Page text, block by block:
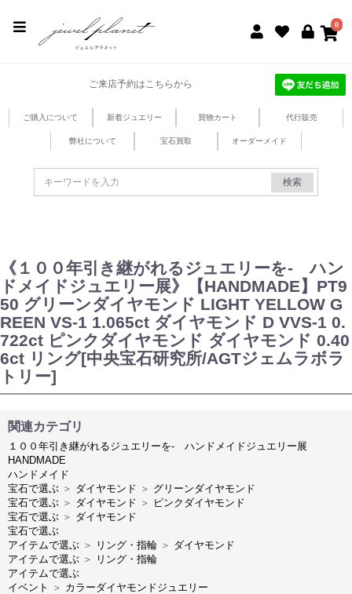
0
ご来店予約はこちらから
ご購入について 新着ジュエリー 買物カート 代行販売
弊社について 宝石買取 オーダーメイド
検索
《１００年引き継がれるジュエリーを- ハン
ドメイドジュエリー展》【HANDMADE】PT9
50 グリーンダイヤモンド LIGHT YELLOW G
REEN VS-1 1.065ct ダイヤモンド D VVS-1 0.
722ct ピンクダイヤモンド ダイヤモンド 0.40
6ct リング[中央宝石研究所/AGTジェムラボラ
トリー]
関連カテゴリ
１００年引き継がれるジュエリーを- ハンドメイドジュエリー展
HANDMADE
ハンドメイド
宝石で選ぶ ＞ ダイヤモンド ＞ グリーンダイヤモンド
宝石で選ぶ ＞ ダイヤモンド ＞ ピンクダイヤモンド
宝石で選ぶ ＞ ダイヤモンド
宝石で選ぶ
アイテムで選ぶ ＞ リング・指輪 ＞ ダイヤモンド
アイテムで選ぶ ＞
リング・指輪
アイテムで選ぶ
イベント
＞ カラーダイヤモンドジュエリー